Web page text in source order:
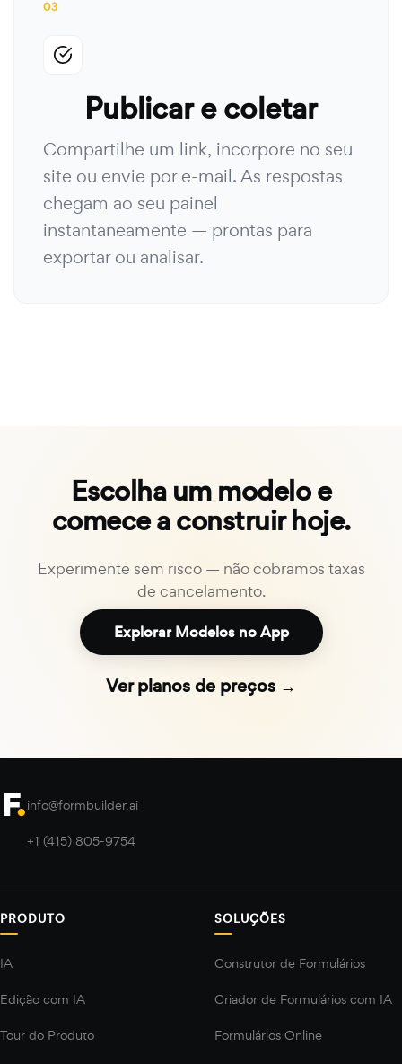
03
Publicar e coletar
Compartilhe um link, incorpore no seu
site ou envie por e-mail. As respostas
chegam ao seu painel
instantaneamente — prontas para
exportar ou analisar.
Escolha um modelo e
comece a construir hoje.
Experimente sem risco — não cobramos taxas
de cancelamento.
Explorar Modelos no App
Ver planos de preços →
info@formbuilder.ai
+1 (415) 805-9754
PRODUTO
IA
Edição com IA
Tour do Produto
SOLUÇÕES
Construtor de Formulários
Criador de Formulários com IA
Formulários Online